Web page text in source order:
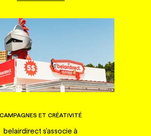
CAMPAGNES ET CRÉATIVITÉ
belairdirect s'associe à